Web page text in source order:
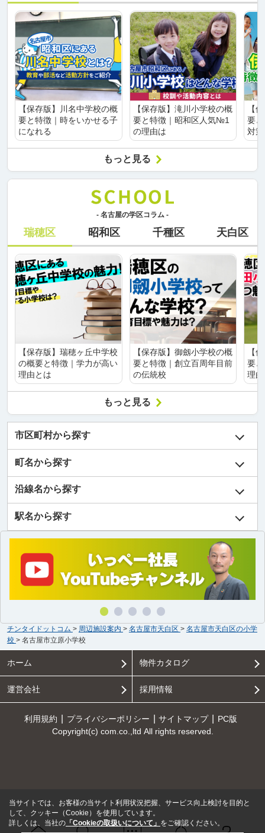
【保存版】川名中学校の概
要と特徴｜時をいかせる子
になれる
【保存版】滝川小学校の概
要と特徴｜昭和区人気№1
の理由は
【
要
対
もっと見る
- 名古屋の学区コラム -
瑞穂区 昭和区 千種区 天白区
【保存版】瑞穂ヶ丘中学校
の概要と特徴｜学力が高い
理由とは
【保存版】御劔小学校の概
要と特徴｜創立百周年目前
の伝統校
【
要
理
もっと見る
市区町村から探す
町名から探す
沿線名から探す
駅名から探す
チンタイドットコム > 周辺施設案内 > 名古屋市天白区 > 名古屋市天白区の小学
校 > 名古屋市立原小学校
ホーム 物件カタログ
運営会社 採用情報
利用規約 プライバシーポリシー サイトマップ
PC版
Copyright(c) com.co.,ltd All rights reserved.
当サイトでは、お客様の当サイト利用状況把握、サービス向上検討を目的と
して、クッキー（Cookie）を使用しています。
詳しくは、当社の 「Cookieの取扱いについて」 をご確認ください。